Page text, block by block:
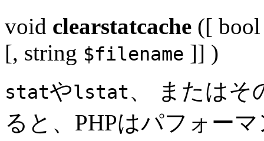
void clearstatcache ([ bool
[, string $filename ]] )
statやlstat、 またはそ
ると、PHPはパフォー